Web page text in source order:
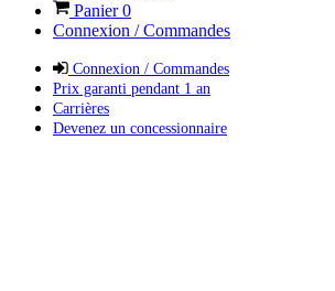
Panier0
Connexion / Commandes
Connexion / Commandes
Prix garanti pendant 1 an
Carrières
Devenez un concessionnaire